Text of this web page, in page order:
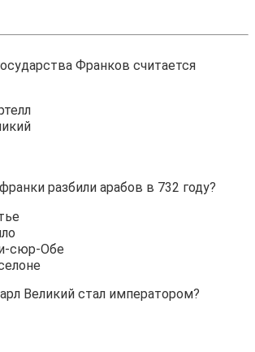
Франков считается
разбили арабов в 732 году?
сюр-Обе
Великий стал императором?